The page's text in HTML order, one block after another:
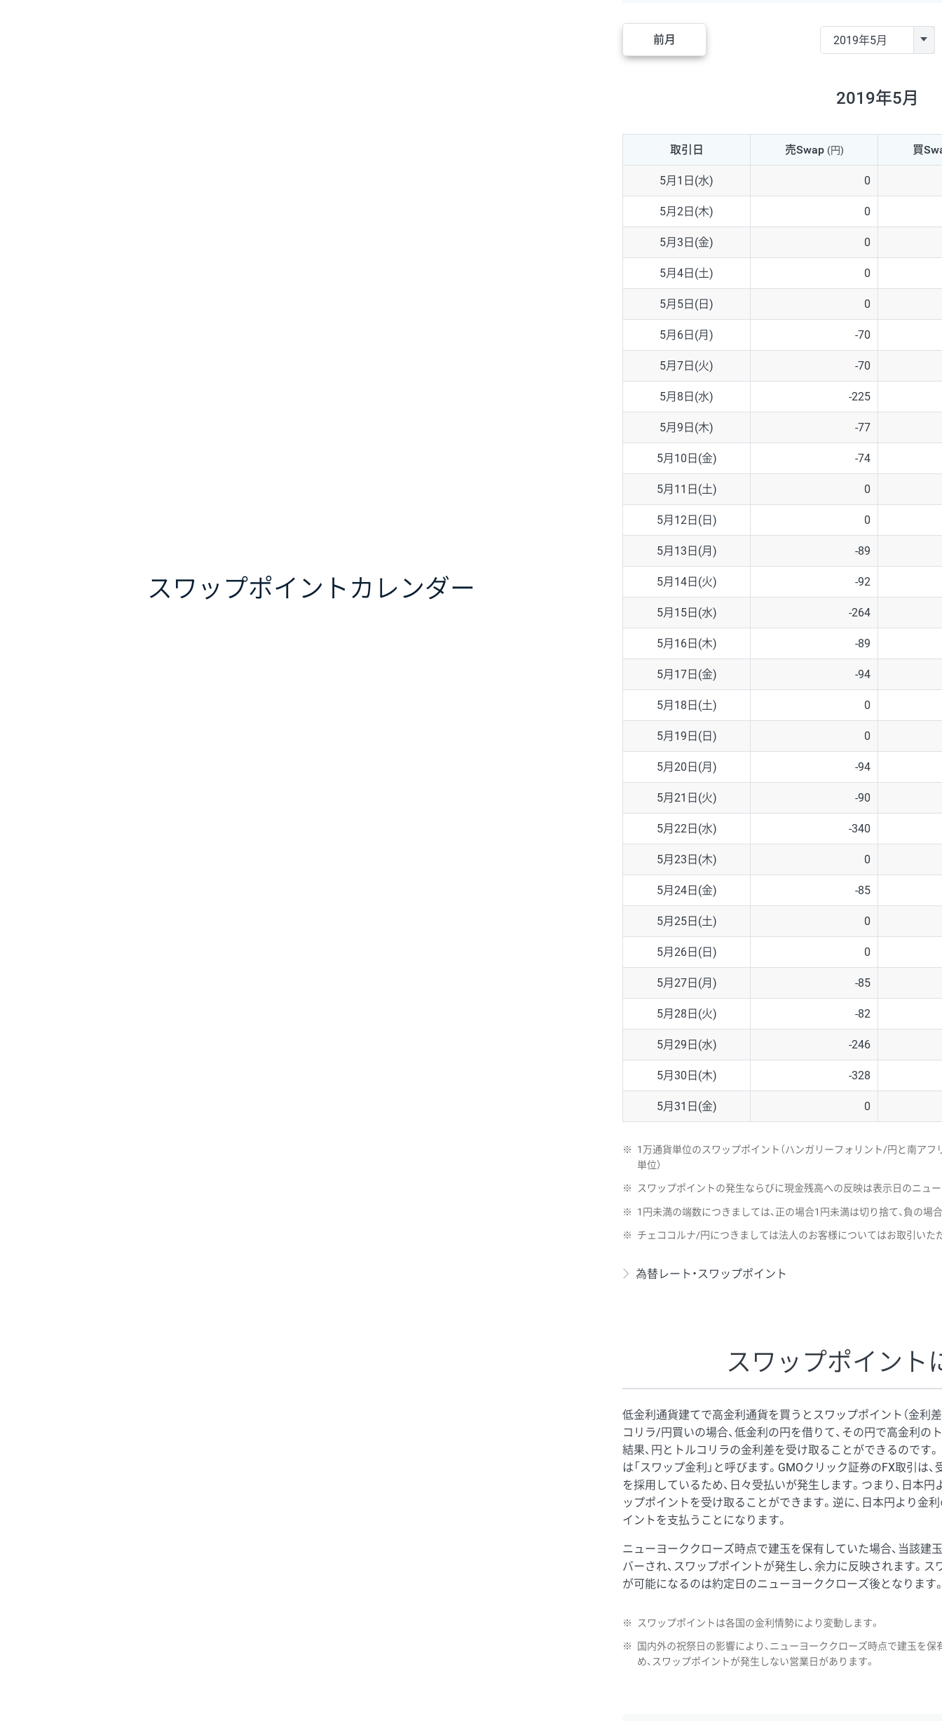
スワップポイント カレンダー
ZAR/JPY 130円
MXN/JPY 140円
AUD/USD
NZD/USD 41円
EUR/GBP 71円
EUR/AUD 103円
GBP/AUD 43円
AUD/NZD 66円
EUR/CHF 111円
GBP/CHF 220円
USD/CHF 160円
※取引証拠金は同日の当社為替レート（ニューヨーククローズ・MIDレ
※ハンガリーフォリント/円と南アフリカランド/円とメキシコペソ/
前月
2019年5月
取引日 売Swap (円) 買
5月1日(水) 0
5月2日(木) 0
5月3日(金) 0
5月4日(土) 0
5月5日(日) 0
5月6日(月) -70
5月7日(火) -70
5月8日(水) -225
5月9日(木) -77
5月10日(金) -74
5月11日(土) 0
5月12日(日) 0
5月13日(月) -89
5月14日(火) -92
5月15日(水) -264
5月16日(木) -89
5月17日(金) -94
5月18日(土) 0
5月19日(日) 0
5月20日(月) -94
5月21日(火) -90
5月22日(水) -340
5月23日(木) 0
5月24日(金) -85
5月25日(土) 0
5月26日(日) 0
5月27日(月) -85
5月28日(火) -82
5月29日(水) -246
5月30日(木) -328
5月31日(金) 0
※
1万通貨単位のスワップポイント（ハンガリーフォリント/円と南ア
単位）
※ スワップポイントの発生ならびに現金残高への反映は表示日のニュ
※ 1円未満の端数につきましては、正の場合1円未満は切り捨て、負の場
※ チェココルナ/円につきましては法人のお客様についてはお取引いた
為替レート・スワップポイント
スワップポイント
低金利通貨建てで高金利通貨を買うとスワップポイント（金利
コリラ/円買いの場合、低金利の円を借りて、その円で高金利の
結果、円とトルコリラの金利差を受け取ることができるのです
は「スワップ金利」と呼びます。GMOクリック証券のFX取引は
を採用しているため、日々受払いが発生します。つまり、日本
ップポイントを受け取ることができます。逆に、日本円より金
イントを支払うことになります。
ニューヨーククローズ時点で建玉を保有していた場合、当該建
バーされ、スワップポイントが発生し、余力に反映されます。
が可能になるのは約定日のニューヨーククローズ後となります
※ スワップポイントは各国の金利情勢により変動します。
※
国内外の祝祭日の影響により、ニューヨーククローズ時点で建玉を
め、スワップポイントが発生しない営業日があります。